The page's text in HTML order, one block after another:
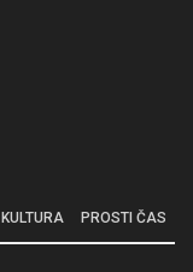
KULTURA PROSTI ČAS